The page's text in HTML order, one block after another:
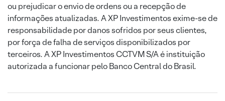
ou prejudicar o envio de ordens ou a recepção de
informações atualizadas. A XP Investimentos exime-se de
responsabilidade por danos sofridos por seus clientes,
por força de falha de serviços disponibilizados por
terceiros. A XP Investimentos CCTVM S/A é instituição
autorizada a funcionar pelo Banco Central do Brasil.